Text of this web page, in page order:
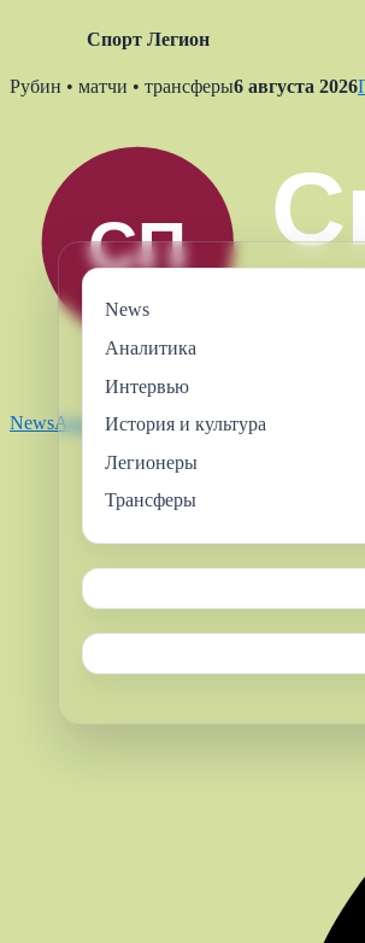
Спорт Легион
Skip
Рубин • матчи • трансферы6 августа 2026
NewsАналитикаИнтервьюЛегионеры
News
Аналитика
Интервью
История и культура
Легионеры
Трансферы